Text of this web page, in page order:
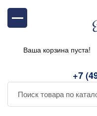
+7
Ваша корзина пуста!